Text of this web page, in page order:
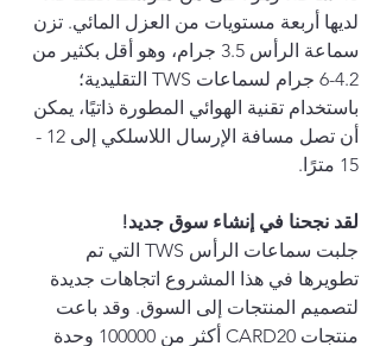
لديها أربعة مستويات من العزل المائي. تزن
سماعة الرأس 3.5 جرام، وهو أقل بكثير من
4.2-6 جرام لسماعات TWS التقليدية؛
باستخدام تقنية الهوائي المطورة ذاتيًا، يمكن
أن تصل مسافة الإرسال اللاسلكي إلى 12 -
15 مترًا.
لقد نجحنا في إنشاء سوق جديد!
جلبت سماعات الرأس TWS التي تم
تطويرها في هذا المشروع اتجاهات جديدة
لتصميم المنتجات إلى السوق. وقد باعت
منتجات CARD20 أكثر من 100000 وحدة